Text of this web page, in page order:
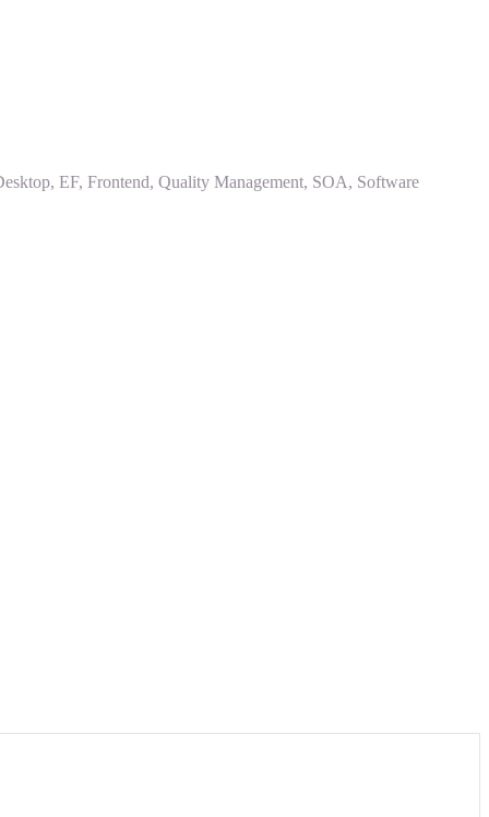
EF, Frontend, Quality Management, SOA, Software